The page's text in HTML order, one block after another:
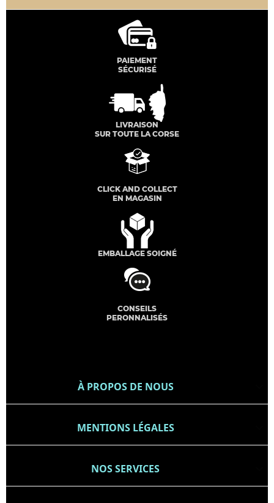
PAIEMENT
SÉCURISÉ
LIVRAISON
SUR TOUTE LA CORSE
CLICK AND COLLECT
EN MAGASIN
EMBALLAGE SOIGNÉ
CONSEILS
PERONNALISÉS
À PROPOS DE NOUS
MENTIONS LÉGALES
NOS SERVICES